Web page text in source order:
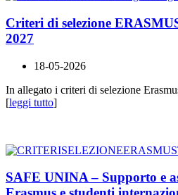
Criteri di selezione
2027
18-05-2026
In allegato i criteri di selezione
[leggi tutto]
SAFE UNINA – Supporto e